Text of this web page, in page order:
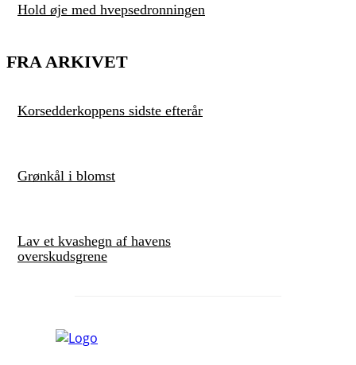
Hold øje med hvepsedronningen
FRA ARKIVET
Korsedderkoppens sidste efterår
Grønkål i blomst
Lav et kvashegn af havens
overskudsgrene